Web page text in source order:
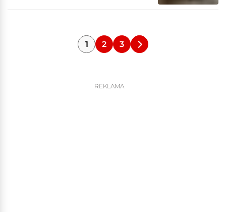
1 2 3
REKLAMA